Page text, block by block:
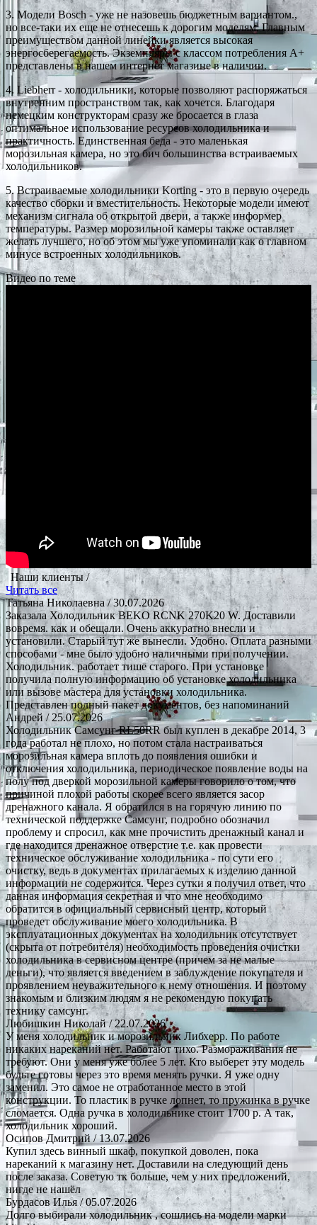
3. Модели Bosch - уже не назовешь бюджетным вариантом.,
но все-таки их еще не отнесешь к дорогим моделям. Главным
преимуществом данной линейки является высокая
энергосберегаемость. Экземпляры с классом потребления A+
представлены в нашем интернет магазине в наличии.
4. Liebherr - холодильники, которые позволяют распоряжаться
внутренним пространством так, как хочется. Благодаря
немецким конструкторам сразу же бросается в глаза
оптимальное использование ресурсов холодильника и
практичность. Единственная беда - это маленькая
морозильная камера, но это бич большинства встраиваемых
холодильников.
5. Встраиваемые холодильники Korting - это в первую очередь
качество сборки и вместительность. Некоторые модели имеют
механизм сигнала об открытой двери, а также информер
температуры. Размер морозильной камеры также оставляет
желать лучшего, но об этом мы уже упоминали как о главном
минусе встроенных холодильников.
Видео по теме
Наши клиенты /
Читать все
Татьяна Николаевна / 30.07.2026
Заказала Холодильник BEKO RCNK 270K20 W. Доставили
вовремя. как и обещали. Очень аккуратно внесли и
установили. Старый тут же вынесли. Удобно. Оплата разными
способами - мне было удобно наличными при получении.
Холодильник. работает тише старого. При установке
получила полную информацию об установке холодильника
или вызове мастера для установки холодильника.
Представлен полный пакет документов, без напоминаний
Андрей/ 25.07.2026
Холодильник Самсунг RL50RR был куплен в декабре 2014, 3
года работал не плохо, но потом стала настраиваться
морозильная камера вплоть до появления ошибки и
отключения холодильника, периодическое появление воды на
полу под дверкой морозильной камеры говорило о том, что
причиной плохой работы скорее всего является засор
дренажного канала. Я обратился в на горячую линию по
технической поддержке Самсунг, подробно обозначил
проблему и спросил, как мне прочистить дренажный канал и
где находится дренажное отверстие т.е. как провести
техническое обслуживание холодильника - по сути его
очистку, ведь в документах прилагаемых к изделию данной
информации не содержится. Через сутки я получил ответ, что
данная информация секретная и что мне необходимо
обратится в официальный сервисный центр, который
проведет обслуживание моего холодильника. В
эксплуатационных документах на холодильник отсутствует
(скрыта от потребителя) необходимость проведения очистки
холодильника в сервисном центре (причем за не малые
деньги), что является введением в заблуждение покупателя и
проявлением неуважительного к нему отношения. И поэтому
знакомым и близким людям я не рекомендую покупать
технику самсунг.
Любишкин Николай/ 22.07.2026
У меня холодильник и морозильник Либхерр. По работе
никаких нареканий нет. Работают тихо. Размораживания не
требуют. Они у меня уже более 5 лет. Кто выберет эту модель
будьте готовы через это время менять ручки. Я уже одну
заменил. Это самое не отработанное место в этой
конструкции. То пластик в ручке лопнет, то пружинка в ручке
сломается. Одна ручка в холодильнике стоит 1700 р. А так,
холодильник хороший.
Осипов Дмитрий / 13.07.2026
Купил здесь винный шкаф, покупкой доволен, пока
нареканий к магазину нет. Доставили на следующий день
после заказа. Советую тк больше, чем у них предложений,
нигде не нашёл
Бурдасов Илья / 05.07.2026
Долго выбирали холодильник , сошлись на модели марки